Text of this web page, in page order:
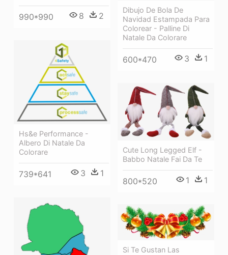
Dibujo De Bola De
Navidad Estampada Para
Colorear - Palline Di
Natale Da Colorare
600*470 3 1
990*990 8 2
Hs&e Performance -
Albero Di Natale Da
Colorare
739*641 3 1
Cute Long Legged Elf -
Babbo Natale Fai Da Te
800*520 1 1
Si Te Gustan Las